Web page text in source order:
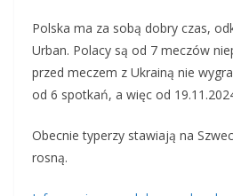
Polska ma za sobą dobry czas,
Urban. Polacy są od 7 meczów
przed meczem z Ukrainą nie
od 6 spotkań, a więc od
Obecnie typerzy stawiają na
rosną.